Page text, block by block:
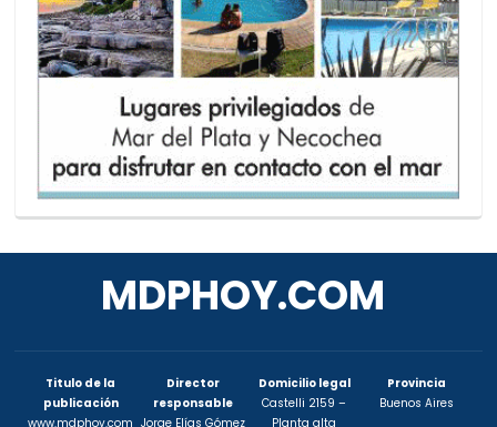
MDPHOY.COM
Titulo de la
publicación
www.mdphoy.com
Director
responsable
Jorge Elías Gómez
Domicilio legal
Castelli 2159 –
Planta alta
Provincia
Buenos Aires